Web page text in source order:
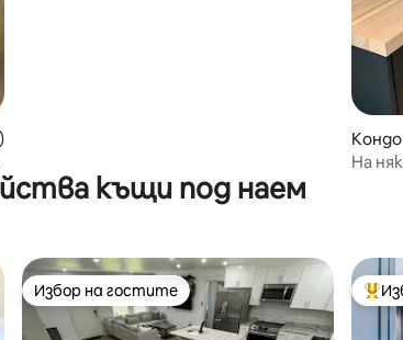
4,98 от 5, 251 отзива
На
къщи под наем
Избор на гостите
Избор на гостите Най-